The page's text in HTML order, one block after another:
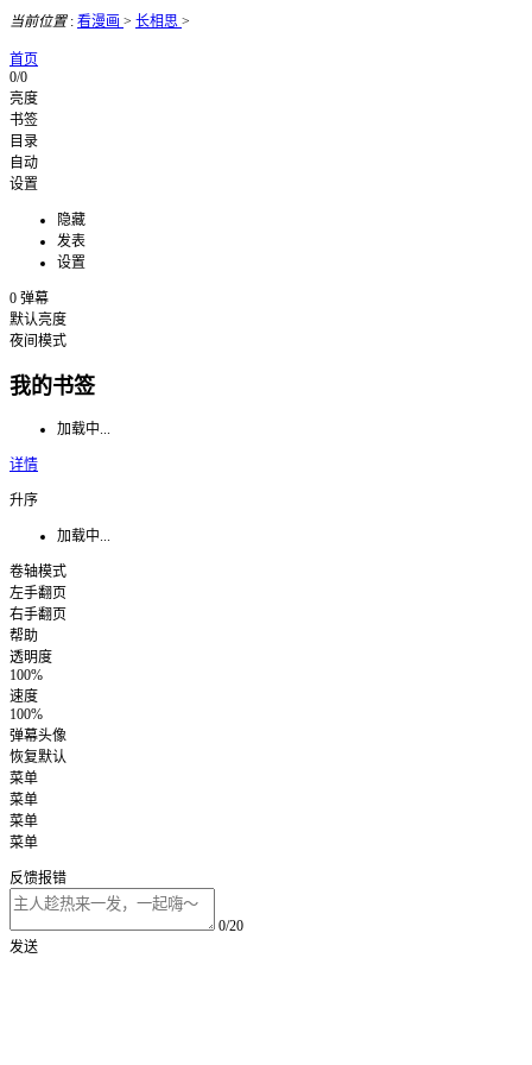
当前位置: 看漫画 > 长相思 >
首页
0/0
亮度
书签
目录
自动
设置
隐藏
发表
设置
0 弹幕
默认亮度
夜间模式
我的书签
加载中...
详情
升序
加载中...
卷轴模式
左手翻页
右手翻页
帮助
透明度
100%
速度
100%
弹幕头像
恢复默认
菜单
菜单
菜单
菜单
反馈报错
0/20
发送